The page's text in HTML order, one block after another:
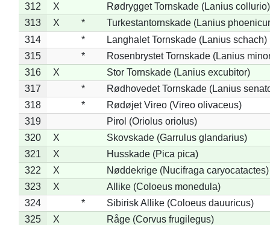
312
X
Rødrygget Tornskade (Lanius collurio)
313
X *
Turkestantornskade (Lanius
314
*
Langhalet Tornskade (Lanius schach)
315
*
Rosenbrystet Tornskade (Lanius
316
X
Stor Tornskade (Lanius excubitor)
317
*
Rødhovedet Tornskade (Lanius
318
*
Rødøjet Vireo (Vireo olivaceus)
319
Pirol (Oriolus oriolus)
320
X
Skovskade (Garrulus glandarius)
321
X
Husskade (Pica pica)
322
X
Nøddekrige (Nucifraga caryocatactes)
323
X
Allike (Coloeus monedula)
324
*
Sibirisk Allike (Coloeus dauuricus)
325
X
Råge (Corvus frugilegus)